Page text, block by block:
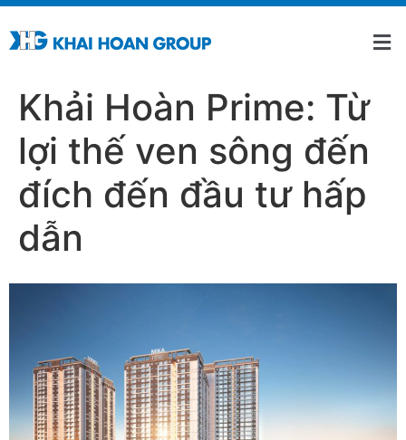
Khải Hoàn Prime: Từ
lợi thế ven sông đến
đích đến đầu tư hấp
dẫn